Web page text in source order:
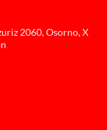
2060, Osorno, X